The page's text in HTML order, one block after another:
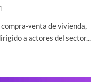
venta de vivienda,
a actores del sector...